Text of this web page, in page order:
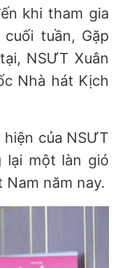
khi tham gia
tuần, Gặp
NSƯT Xuân
Nhà hát Kịch
của NSƯT
lại một làn gió
năm nay.